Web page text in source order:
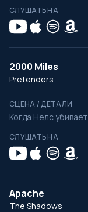
СЛУШАТЬ НА
2000 Miles
Pretenders
СЦЕНА / ДЕТАЛИ
Когда Нелс
СЛУШАТЬ НА
Apache
The Shadows